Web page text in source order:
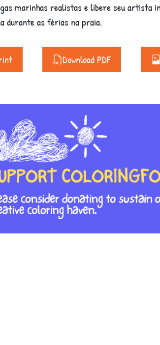
marinhas realistas e libere seu artista
durante as férias na praia.
Download PDF